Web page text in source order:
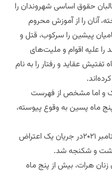
حقوق اساسی شهروندان را
آنان را از آموزش محروم
پیشین را سرکوب، قتل و
علیه اقوام و ملیت‌های
تفتیش عقاید و رفتار را به نام
و اما مشخص از فهرست
ماه پسین به وقوع پیوسته،
۱. مرتضی صمدی، عکاس، در ۷سپتامبر ۲۰۲۱در جریان یک اعتراض
و شکنجه شد.
زنان هرات، بیش از پنج ماه